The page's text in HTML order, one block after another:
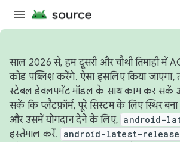
साल 2026 से, हम दूसरी और चौथी तिमाही में
कोड पब्लिश करेंगे. ऐसा इसलिए किया जाएगा,
स्टेबल डेवलपमेंट मॉडल के साथ काम कर सकें
सकें कि प्लैटफ़ॉर्म, पूरे सिस्टम के लिए स्थिर
और उसमें योगदान देने के लिए, android-
इस्तेमाल करें.
android-latest-release